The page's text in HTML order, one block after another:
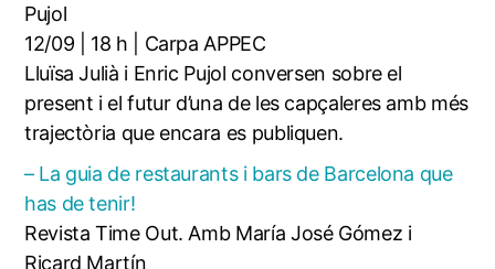
Pujol
12/09 | 18 h | Carpa APPEC
Lluïsa Julià i Enric Pujol conversen sobre el
present i el futur d’una de les capçaleres amb més
trajectòria que encara es publiquen.
– La guia de restaurants i bars de Barcelona que
has de tenir!
Revista Time Out. Amb María José Gómez i
Ricard Martín